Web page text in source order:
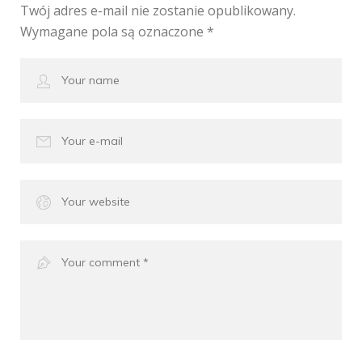
Twój adres e-mail nie zostanie opublikowany.
Wymagane pola są oznaczone *